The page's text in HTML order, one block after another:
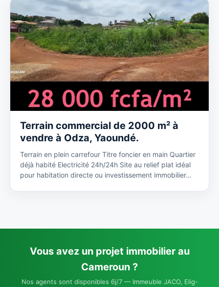
Terrain commercial de 2000 m² à
vendre à Odza, Yaoundé.
Terrain en plein carrefour Titre foncier en main Quartier
déjà habité Electricité 24h/24h Site au relief plat idéal
pour habitation directe ou investissement immobilier…
Vous avez un projet immobilier au
Cameroun ?
Nos agents sont disponibles 6j/7 — Immeuble JACO, Elig-